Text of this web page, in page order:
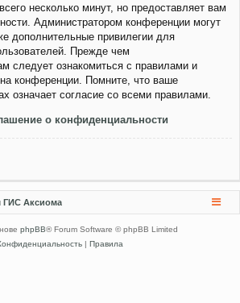
несколько минут, но предоставляет вам
Администратором конференции могут
дополнительные привилегии для
Прежде чем
следует ознакомиться с правилами и
конференции. Помните, что ваше
означает согласие со всеми правилами.
о конфиденциальности
ГИС Аксиома
phpBB® Forum Software © phpBB Limited
| Правила